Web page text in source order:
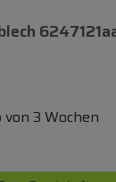
3 Wochen